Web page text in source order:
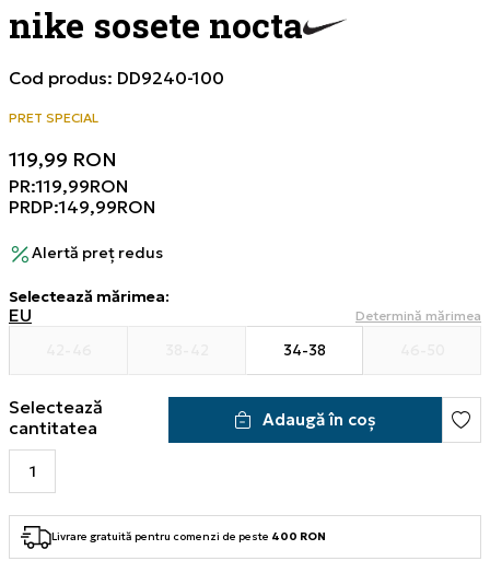
nike sosete nocta
Cod produs: DD9240-100
PRET SPECIAL
119,99 RON
PR:119,99RON
PRDP:149,99RON
Alertă preț redus
Selectează mărimea:
EU Determină mărimea
34-38
Selectează
cantitatea
Adaugă în coș
Livrare gratuită pentru comenzi de peste 400 RON